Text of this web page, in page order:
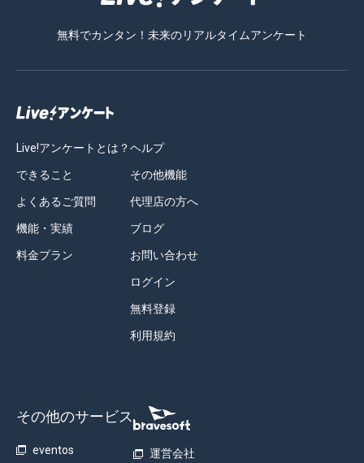
無料でカンタン！未来のリアルタイムアンケート
Live!アンケートとは？
できること
よくあるご質問
機能・実績
料金プラン
ヘルプ
その他機能
代理店の方へ
ブログ
お問い合わせ
ログイン
無料登録
利用規約
その他のサービス
eventos 運営会社